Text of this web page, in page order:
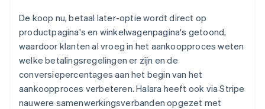
De koop nu, betaal later-optie wordt direct op
productpagina's en winkelwagenpagina's getoond,
waardoor klanten al vroeg in het aankoopproces weten
welke betalingsregelingen er zijn en de
conversiepercentages aan het begin van het
aankoopproces verbeteren. Halara heeft ook via Stripe
nauwere samenwerkingsverbanden opgezet met